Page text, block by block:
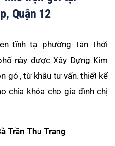
Quận 12
tĩnh tại phường Tân Thới
này được Xây Dựng Kim
gói, từ khâu tư vấn, thiết kế
chìa khóa cho gia đình chị
Trần Thu Trang